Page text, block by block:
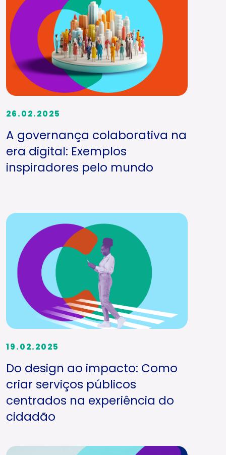
26.02.2025
A governança colaborativa na
era digital: Exemplos
inspiradores pelo mundo
19.02.2025
Do design ao impacto: Como
criar serviços públicos
centrados na experiência do
cidadão